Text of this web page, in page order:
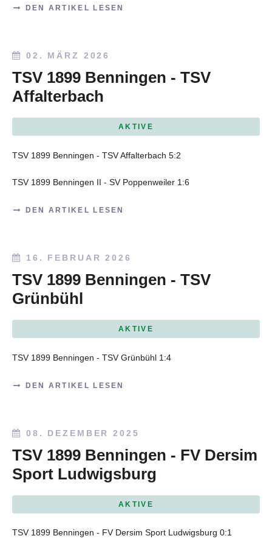
DEN ARTIKEL LESEN
02. MÄRZ 2026
TSV 1899 Benningen - TSV
Affalterbach
AKTIVE
TSV 1899 Benningen - TSV Affalterbach 5:2
TSV 1899 Benningen II - SV Poppenweiler 1:6
DEN ARTIKEL LESEN
16. FEBRUAR 2026
TSV 1899 Benningen - TSV
Grünbühl
AKTIVE
TSV 1899 Benningen - TSV Grünbühl 1:4
DEN ARTIKEL LESEN
08. DEZEMBER 2025
TSV 1899 Benningen - FV Dersim
Sport Ludwigsburg
AKTIVE
TSV 1899 Benningen - FV Dersim Sport Ludwigsburg 0:1